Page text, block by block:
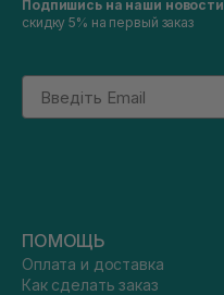
Подпишись на наши новости
скидку 5% на первый заказ
Email
ПОМОЩЬ
Оплата и доставка
Как сделать заказ